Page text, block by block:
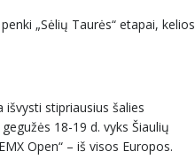
„Sėlių Taurės“ etapai, kelios
stipriausius šalies
18-19 d. vyks Šiaulių
Open“ – iš visos Europos.